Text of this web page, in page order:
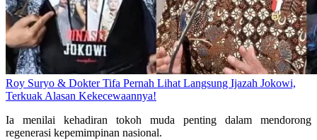
Roy Suryo & Dokter Tifa Pernah Lihat Langsung Ijazah Jokowi,
Terkuak Alasan Kekecewaannya!
Ia menilai kehadiran tokoh muda penting dalam mendorong
regenerasi kepemimpinan nasional.